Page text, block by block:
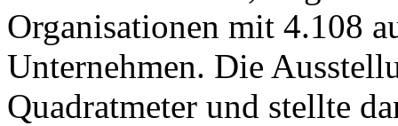
Organisationen mit 4.108
Unternehmen. Die
Quadratmeter und stellte